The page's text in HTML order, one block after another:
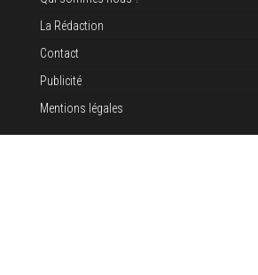
La Rédaction
Contact
Publicité
Mentions légales